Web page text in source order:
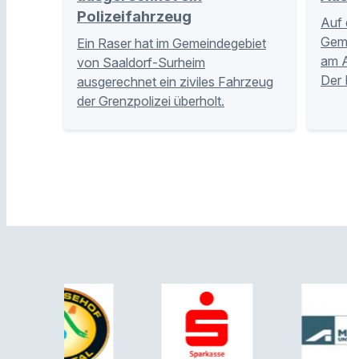
Polizeifahrzeug
Ein Raser hat im Gemeindegebiet
von Saaldorf-Surheim
ausgerechnet ein ziviles Fahrzeug
der Grenzpolizei überholt.
Auf
am
Der